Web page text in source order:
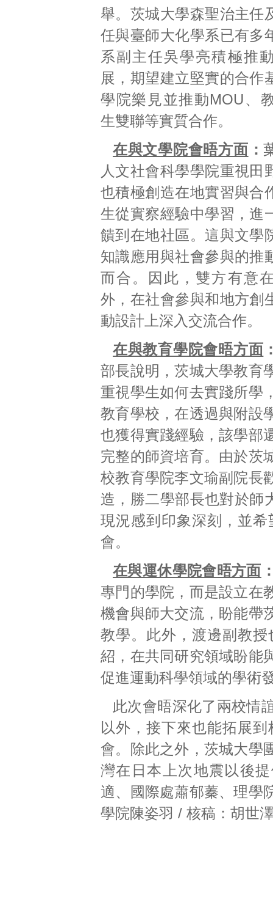
舉。茨城大學森聖治主任
任與臺師大化學系已有多
系副主任吳學亮積極推
展，期望建立堅實的合作
學院樂見並推動MOU、
生雙聯等實質合作。
在與文學院會晤方面 ：
人文社會科學學院重視田
也積極創造在地實習與合
生從實察經驗中學習，進
饋到在地社區。這與文學
知識應用與社會參與的推
而合。因此，雙方有意
外，在社會參與和地方創
動設計上深入交流合作。
在與教育學院會晤方面
部長說明，茨城大學教育
重視學生如何去實踐所學
教育學校，在透過與附設
也獲得實踐經驗，該學部
完整的師資培育。由於茨
校教育學院李文瑜副院長
造，勝二學部長也對於師
現況感到印象深刻，並
會。
在與運休學院會晤方面
專門的學院，而是設立在
機會與師大交流，盼能帶
教學。此外，渡邊副教
紹，在共同研究領域盼能
促進運動科學領域的學術
此次會晤深化了兩校情
以外，接下來也能拓展
會。除此之外，茨城大學
灣在日本上次地震以後
適、國際處蕭郁蓁、理學
學院陳姿羽 / 核稿：胡世